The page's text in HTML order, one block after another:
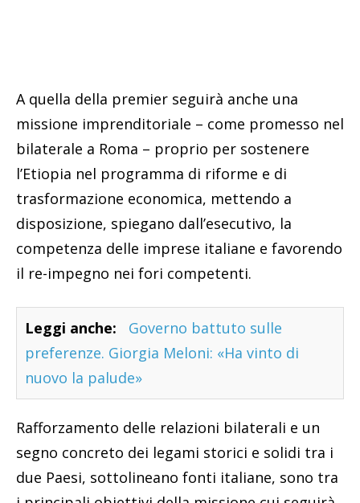
A quella della premier seguirà anche una
missione imprenditoriale – come promesso nel
bilaterale a Roma – proprio per sostenere
l’Etiopia nel programma di riforme e di
trasformazione economica, mettendo a
disposizione, spiegano dall’esecutivo, la
competenza delle imprese italiane e favorendo
il re-impegno nei fori competenti.
Leggi anche:
Governo battuto sulle
preferenze. Giorgia Meloni: «Ha vinto di
nuovo la palude»
Rafforzamento delle relazioni bilaterali e un
segno concreto dei legami storici e solidi tra i
due Paesi, sottolineano fonti italiane, sono tra